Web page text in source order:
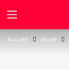
Accueil Mode